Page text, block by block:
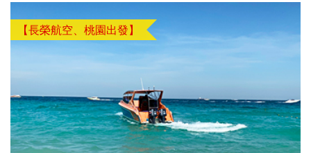
【長榮航空、桃園出發】